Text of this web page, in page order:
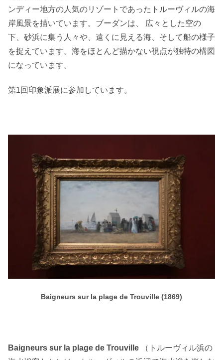
ンディー地方の人気のリゾートであったトルーヴィルの海
岸風景を描いています。ブーダンは、 広々とした空の
下、砂浜に集う人々や、遠くに見える海、そして船の様子
を捉えています。海をほとんど描かない視点が独特の構図
になっています。
第1回印象派展に参加しています。
Baigneurs sur la plage de Trouville (1869)
Baigneurs sur la plage de Trouville
（トルーヴィル浜の